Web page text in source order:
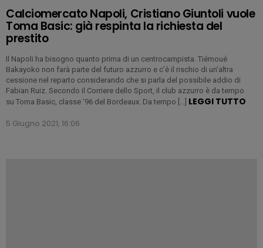
Calciomercato Napoli, Cristiano Giuntoli vuole
Toma Basic: già respinta la richiesta del
prestito
Il Napoli ha bisogno quanto prima di un centrocampista. Tiémoué
Bakayoko non farà parte del futuro azzurro e c’è il rischio di un’altra
cessione nel reparto considerando che si parla del possibile addio di
Fabian Ruiz. Secondo il Corriere dello Sport, il club azzurro è da tempo
su Toma Basic, classe ’96 del Bordeaux. Da tempo […] LEGGI TUTTO
5 Giugno 2021, 16:06